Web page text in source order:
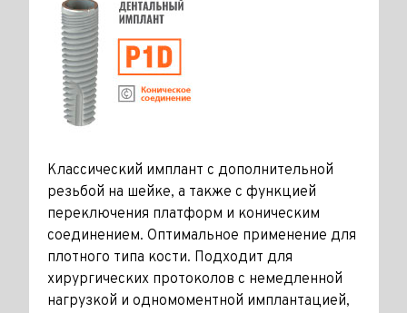
Классический имплант с дополнительной
резьбой на шейке, а также с функцией
переключения платформ и коническим
соединением. Оптимальное применение для
плотного типа кости. Подходит для
хирургических протоколов с немедленной
нагрузкой и одномоментной имплантацией,